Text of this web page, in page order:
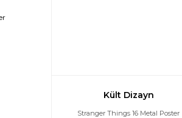
Kült Dizayn
Stranger Things 16 Metal Poster